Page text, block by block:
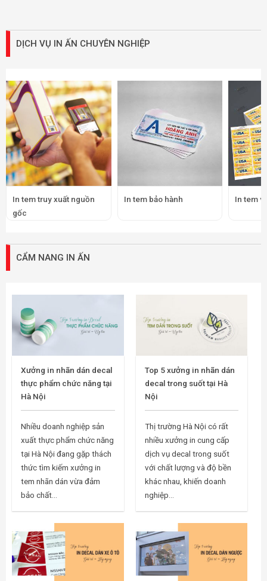
DỊCH VỤ IN ẤN CHUYÊN NGHIỆP
In tem truy xuất nguồn
gốc
In tem bảo hành In tem
CẨM NANG IN ẤN
Xưởng in nhãn dán decal
thực phẩm chức năng tại
Hà Nội
Nhiều doanh nghiệp sản
xuất thực phẩm chức năng
tại Hà Nội đang gặp thách
thức tìm kiếm xưởng in
tem nhãn dán vừa đảm
bảo chất...
Top 5 xưởng in nhãn dán
decal trong suốt tại Hà
Nội
Thị trường Hà Nội có rất
nhiều xưởng in cung cấp
dịch vụ decal trong suốt
với chất lượng và độ bền
khác nhau, khiến doanh
nghiệp...